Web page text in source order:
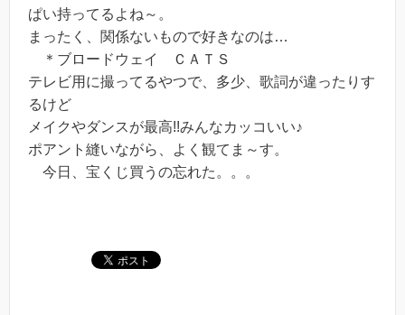
ぱい持ってるよね～。
まったく、関係ないもので好きなのは…
＊ブロードウェイ ＣＡＴＳ
テレビ用に撮ってるやつで、多少、歌詞が違ったりす
るけど
メイクやダンスが最高!!みんなカッコいい♪
ポアント縫いながら、よく観てま～す。
今日、宝くじ買うの忘れた。。。